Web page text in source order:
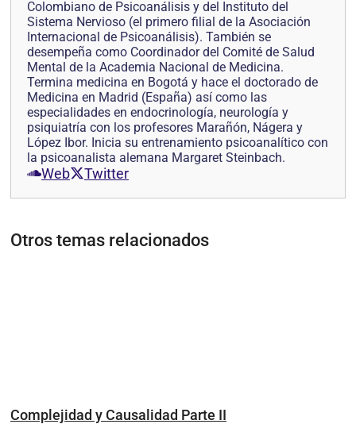
Colombiano de Psicoanálisis y del Instituto del
Sistema Nervioso (el primero filial de la Asociación
Internacional de Psicoanálisis). También se
desempeña como Coordinador del Comité de Salud
Mental de la Academia Nacional de Medicina.
Termina medicina en Bogotá y hace el doctorado de
Medicina en Madrid (España) así como las
especialidades en endocrinología, neurología y
psiquiatría con los profesores Marañón, Nágera y
López Ibor. Inicia su entrenamiento psicoanalítico con
la psicoanalista alemana Margaret Steinbach.
Web Twitter
Otros temas relacionados
Complejidad y Causalidad Parte II